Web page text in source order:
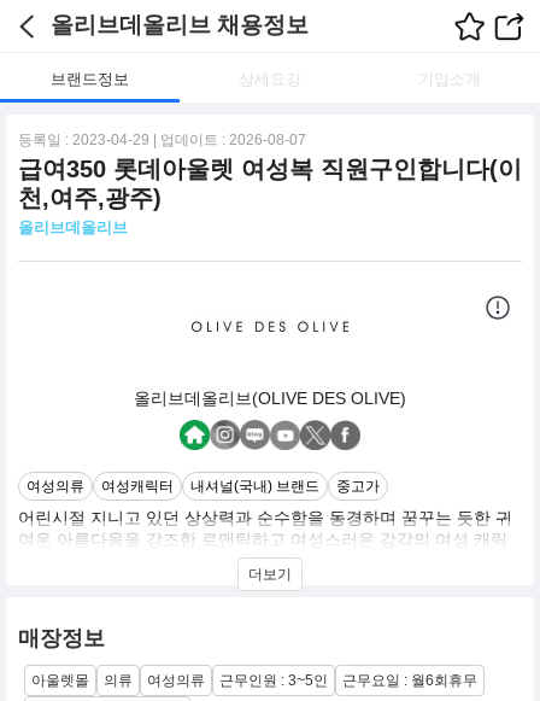
올리브데올리브 채용정보
브랜드정보 상세요강 기업소개
등록일 : 2023-04-29 | 업데이트 : 2026-08-07
급여350 롯데아울렛 여성복 직원구인합니다(이
천,여주,광주)
올리브데올리브
올리브데올리브(OLIVE DES OLIVE)
여성의류 여성캐릭터 내셔널(국내) 브랜드 중고가
어린시절 지니고 있던 상상력과 순수함을 동경하며 꿈꾸는 듯한 귀
여운 아름다움을 강조한 로맨틱하고 여성스러운 감각의 여성 캐릭
터 캐주얼로 현대적으로 제해석된 꾸띄르 감성의 로맨틱한 여성스
러움이 보여지는 유러피안 감성의 브랜드
더보기
매장정보
아울렛몰 의류 여성의류 근무인원 : 3~5인
근무요일 : 월6회휴무